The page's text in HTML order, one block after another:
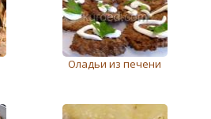
Оладьи из печени